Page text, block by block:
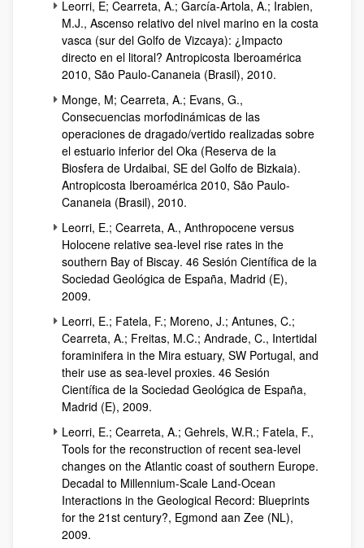
Leorri, E; Cearreta, A.; García-Artola, A.; Irabien,
M.J., Ascenso relativo del nivel marino en la costa
vasca (sur del Golfo de Vizcaya): ¿Impacto
directo en el litoral? Antropicosta Iberoamérica
2010, São Paulo-Cananeia (Brasil), 2010.
Monge, M; Cearreta, A.; Evans, G.,
Consecuencias morfodinámicas de las
operaciones de dragado/vertido realizadas sobre
el estuario inferior del Oka (Reserva de la
Biosfera de Urdaibai, SE del Golfo de Bizkaia).
Antropicosta Iberoamérica 2010, São Paulo-
Cananeia (Brasil), 2010.
Leorri, E.; Cearreta, A., Anthropocene versus
Holocene relative sea-level rise rates in the
southern Bay of Biscay. 46 Sesión Científica de la
Sociedad Geológica de España, Madrid (E),
2009.
Leorri, E.; Fatela, F.; Moreno, J.; Antunes, C.;
Cearreta, A.; Freitas, M.C.; Andrade, C., Intertidal
foraminifera in the Mira estuary, SW Portugal, and
their use as sea-level proxies. 46 Sesión
Científica de la Sociedad Geológica de España,
Madrid (E), 2009.
Leorri, E.; Cearreta, A.; Gehrels, W.R.; Fatela, F.,
Tools for the reconstruction of recent sea-level
changes on the Atlantic coast of southern Europe.
Decadal to Millennium-Scale Land-Ocean
Interactions in the Geological Record: Blueprints
for the 21st century?, Egmond aan Zee (NL),
2009.